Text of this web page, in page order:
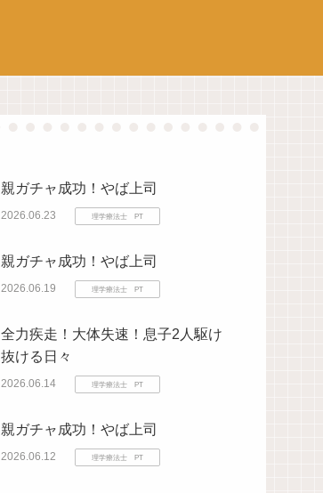
親ガチャ成功！やば上司
2026.06.23 理学療法士 PT
親ガチャ成功！やば上司
2026.06.19 理学療法士 PT
全力疾走！大体失速！息子2人駆け
抜ける日々
2026.06.14 理学療法士 PT
親ガチャ成功！やば上司
2026.06.12 理学療法士 PT